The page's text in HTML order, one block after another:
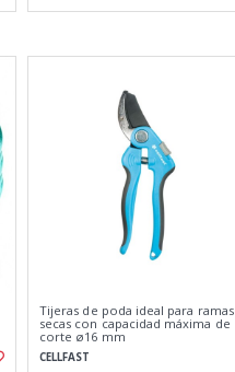
Tijeras de poda ideal para ramas
secas con capacidad máxima de
corte ø16 mm
CELLFAST